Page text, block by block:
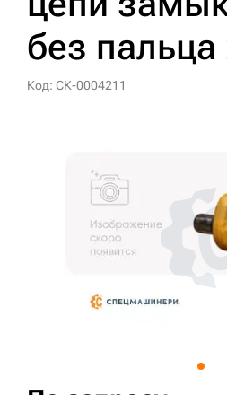
без пальца
Код: СК-0004211
Контакты
3D тур по производству
sksale@skdst.ru
+7 (499) 394-50-93